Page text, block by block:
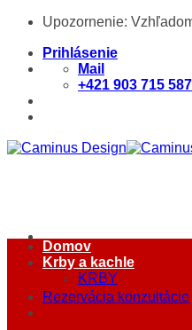
Skip
content
Upozornenie:
Prihlásenie
Mail
+421 903 715 587
Rezervácia konzultácie
Domov
Krby a kachle
KRBY